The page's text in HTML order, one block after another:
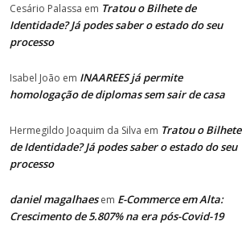
Cesário Palassa em Tratou o Bilhete de
Identidade? Já podes saber o estado do seu
processo
Isabel João em INAAREES já permite
homologação de diplomas sem sair de casa
Hermegildo Joaquim da Silva em Tratou o Bilhete
de Identidade? Já podes saber o estado do seu
processo
daniel magalhaesem E-Commerce em Alta:
Crescimento de 5.807% na era pós-Covid-19